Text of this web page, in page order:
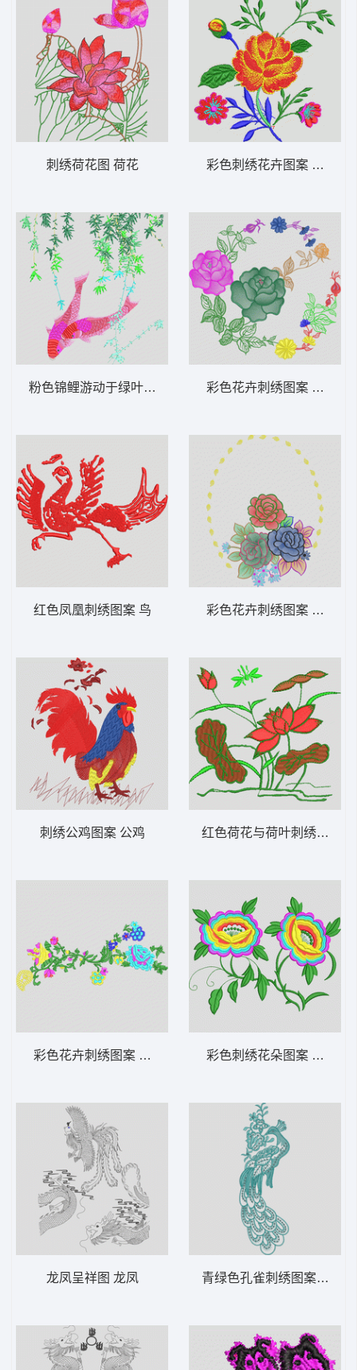
刺绣荷花图 荷花
粉色锦鲤游动于绿叶间 锦鲤 鱼
红色凤凰刺绣图案 鸟
刺绣公鸡图案 公鸡
彩色花卉刺绣图案 靓花
龙凤呈祥图 龙凤
彩色刺绣花卉图案 靓花
彩色花卉刺绣图案 靓花
彩色花卉刺绣图案 靓花
红色荷花与荷叶刺绣图案
彩色刺绣花朵图案 靓花
青绿色孔雀刺绣图案 孔雀